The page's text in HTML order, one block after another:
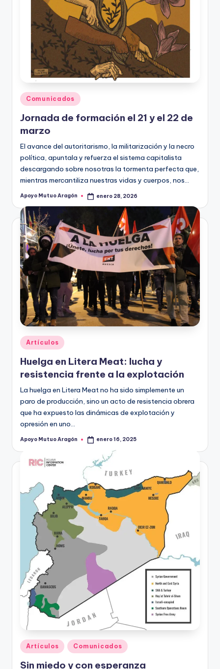
Publicado
en
Comunicados
Jornada de formación el 21 y el 22 de
marzo
El avance del autoritarismo, la militarización y la necro
política, apuntala y refuerza el sistema capitalista
descargando sobre nosotras la tormenta perfecta que,
mientras mercantiliza nuestras vidas y cuerpos, nos…
Publicado
Apoyo Mutuo Aragón enero 28, 2026
Publicado
en
Artículos
Huelga en Litera Meat: lucha y
resistencia frente a la explotación
La huelga en Litera Meat no ha sido simplemente un
paro de producción, sino un acto de resistencia obrera
que ha expuesto las dinámicas de explotación y
opresión en uno…
Publicado
Apoyo Mutuo Aragón enero 16, 2025
Publicado
en
Artículos Comunicados
Sin miedo y con esperanza